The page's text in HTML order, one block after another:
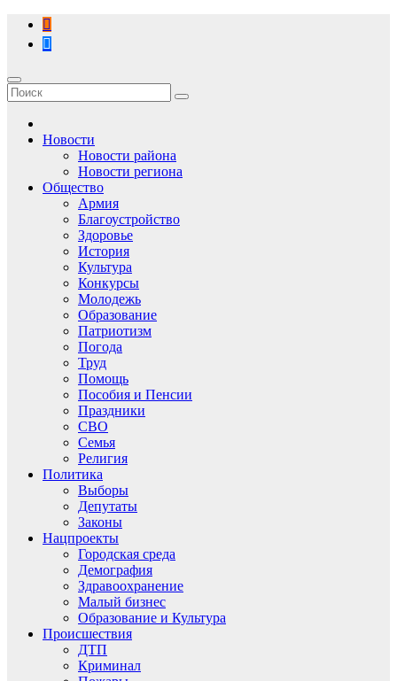
Перейти
содержимому
Новости
Новости района
Новости региона
Общество
Армия
Благоустройство
Здоровье
История
Культура
Конкурсы
Молодежь
Образование
Патриотизм
Погода
Труд
Помощь
Пособия и Пенсии
Праздники
СВО
Семья
Религия
Политика
Выборы
Депутаты
Законы
Нацпроекты
Городская среда
Демография
Здравоохранение
Малый бизнес
Образование и Культура
Происшествия
ДТП
Криминал